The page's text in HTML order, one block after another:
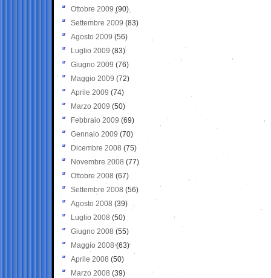
Ottobre 2009 (90)
Settembre 2009 (83)
Agosto 2009 (56)
Luglio 2009 (83)
Giugno 2009 (76)
Maggio 2009 (72)
Aprile 2009 (74)
Marzo 2009 (50)
Febbraio 2009 (69)
Gennaio 2009 (70)
Dicembre 2008 (75)
Novembre 2008 (77)
Ottobre 2008 (67)
Settembre 2008 (56)
Agosto 2008 (39)
Luglio 2008 (50)
Giugno 2008 (55)
Maggio 2008(63)
Aprile 2008 (50)
Marzo 2008 (39)